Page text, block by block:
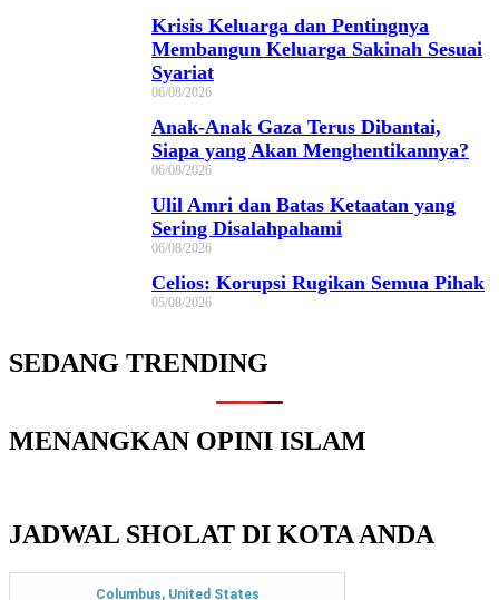
Krisis Keluarga dan Pentingnya
Membangun Keluarga Sakinah Sesuai
Syariat
06/08/2026
Anak-Anak Gaza Terus Dibantai,
Siapa yang Akan Menghentikannya?
06/08/2026
Ulil Amri dan Batas Ketaatan yang
Sering Disalahpahami
06/08/2026
Celios: Korupsi Rugikan Semua Pihak
05/08/2026
SEDANG TRENDING
MENANGKAN OPINI ISLAM
JADWAL SHOLAT DI KOTA ANDA